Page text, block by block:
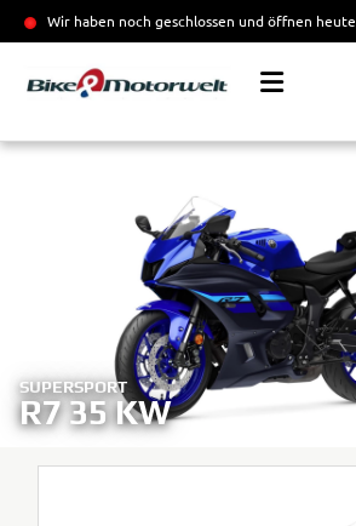
Wir haben noch geschlossen und öffnen heute
SUPERSPORT
R7 35 KW